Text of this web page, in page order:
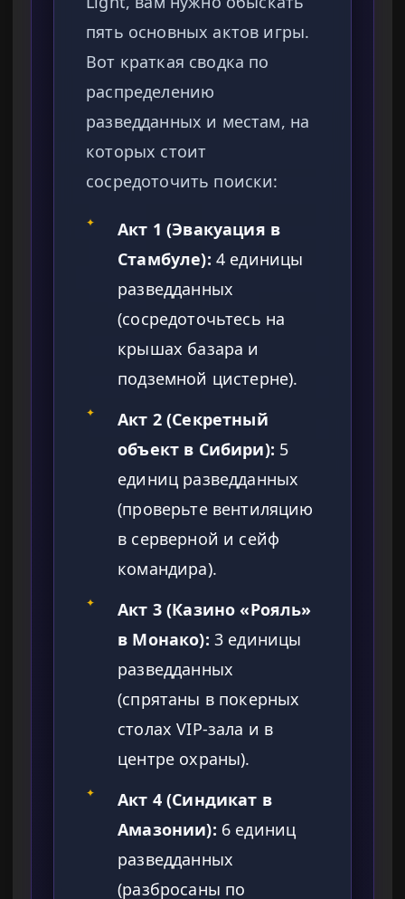
пять основных актов игры.
Вот краткая сводка по
распределению
разведданных и местам, на
которых стоит
сосредоточить поиски:
✦
Акт 1 (Эвакуация в
Стамбуле): 4 единицы
разведданных
(сосредоточьтесь на
крышах базара и
подземной цистерне).
✦
Акт 2 (Секретный
объект в Сибири): 5
единиц разведданных
(проверьте вентиляцию
в серверной и сейф
командира).
✦
Акт 3 (Казино «Рояль»
в Монако): 3 единицы
разведданных
(спрятаны в покерных
столах VIP-зала и в
центре охраны).
✦
Акт 4 (Синдикат в
Амазонии): 6 единиц
разведданных
(разбросаны по